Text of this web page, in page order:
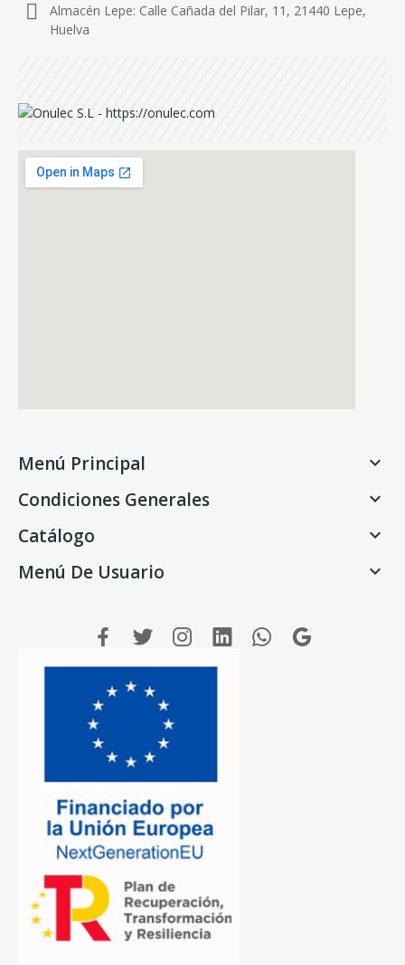
Almacén Lepe: Calle Cañada del Pilar, 11, 21440 Lepe,
Huelva
Menú Principal 
Condiciones Generales 
Catálogo 
Menú De Usuario 